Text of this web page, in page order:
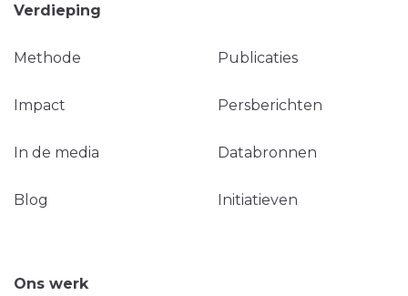
Verdieping
Methode Publicaties
Impact Persberichten
In de media Databronnen
Blog Initiatieven
Ons werk